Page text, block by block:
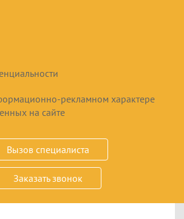
рекламном характере
на сайте
Вызов специалиста
Заказать звонок